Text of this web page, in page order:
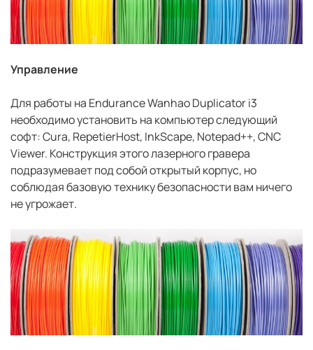
Управление
Для работы на Endurance Wanhao Duplicator i3
необходимо установить на компьютер следующий
софт: Cura, RepetierHost, InkScape, Notepad++, CNC
Viewer. Конструкция этого лазерного гравера
подразумевает под собой открытый корпус, но
соблюдая базовую технику безопасности вам ничего
не угрожает.